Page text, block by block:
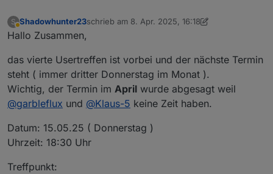
S
Abwesend
Shadowhunter23schrieb am 8. Apr. 2025, 16:18
zuletzt editiert von Shadowhunter23
Hallo Zusammen,
das vierte Usertreffen ist vorbei und der nächste Termin
steht ( immer dritter Donnerstag im Monat ).
Wichtig, der Termin im April wurde abgesagt weil
@garbleflux und @Klaus-5 keine Zeit haben.
Datum: 15.05.25 ( Donnerstag )
Uhrzeit: 18:30 Uhr
Treffpunkt: